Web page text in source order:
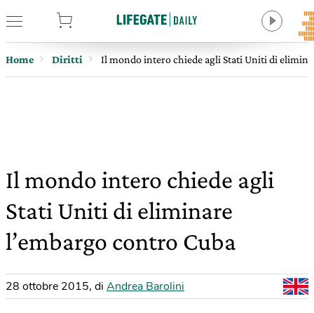
Home Diritti Il mondo intero chiede agli Stati Uniti di
Il mondo intero chiede agli
Stati Uniti di eliminare
l’embargo contro Cuba
28 ottobre 2015, di Andrea Barolini